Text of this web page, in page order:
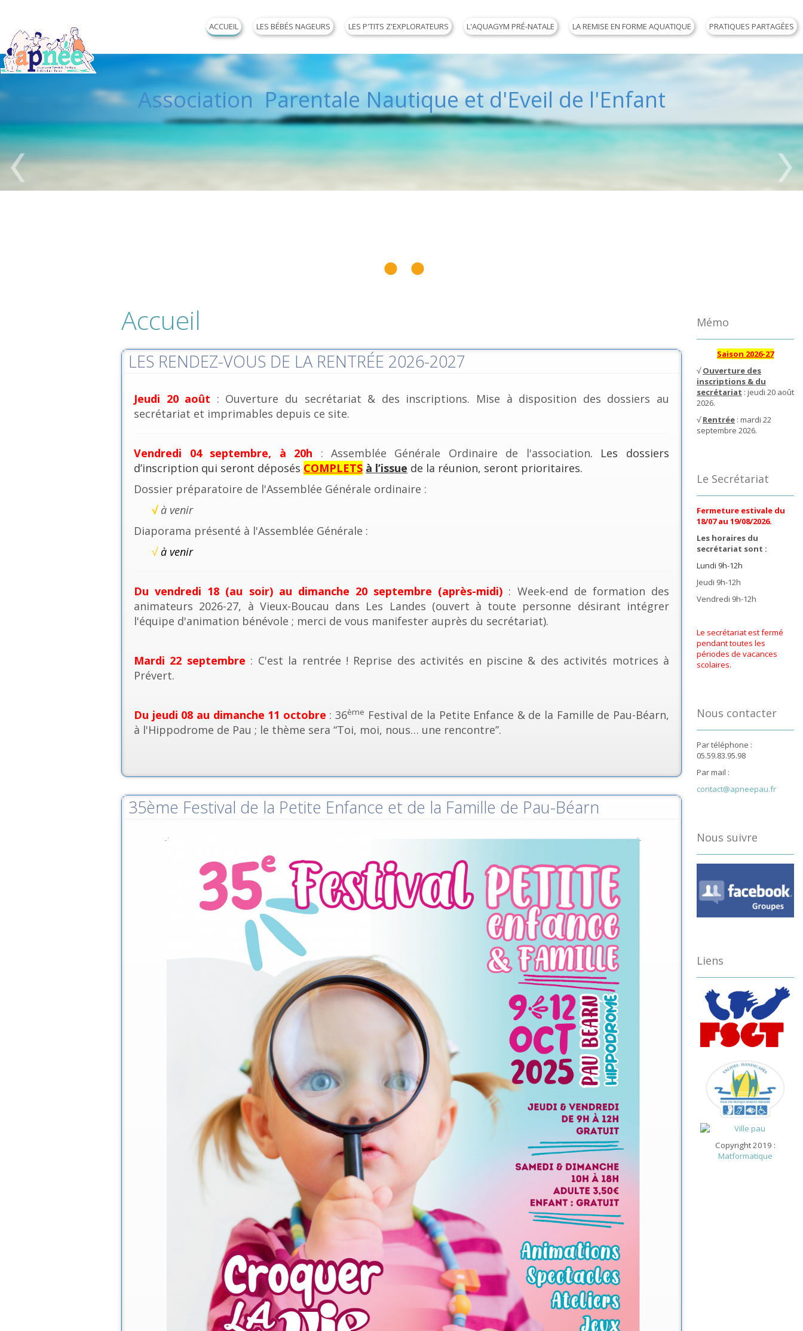
ACCUEIL LES BÉBÉS NAGEURS LES P'TITS Z'EXPLORATEURS L'AQUAGYM PRÉ-NATALE LA REMISE EN FORME AQUATIQUE PRATIQUES PARTAGÉES
Association Parentale Nautique et d'Eveil de l'Enfant
Accueil
LES RENDEZ-VOUS DE LA RENTRÉE 2026-2027
Jeudi 20 août : Ouverture du secrétariat & des inscriptions. Mise à disposition des dossiers au
secrétariat et imprimables depuis ce site.
Vendredi 04 septembre, à 20h : Assemblée Générale Ordinaire de l'association. Les dossiers
d’inscription qui seront déposés COMPLETS à l’issue de la réunion, seront prioritaires.
Dossier préparatoire de l'Assemblée Générale ordinaire :
√ à venir
Diaporama présenté à l'Assemblée Générale :
√à venir
Du vendredi 18 (au soir) au dimanche 20 septembre (après-midi) : Week-end de formation des
animateurs 2026-27, à Vieux-Boucau dans Les Landes (ouvert à toute personne désirant intégrer
l'équipe d'animation bénévole ; merci de vous manifester auprès du secrétariat).
Mardi 22 septembre : C'est la rentrée ! Reprise des activités en piscine & des activités motrices à
Prévert.
Du jeudi 08 au dimanche 11 octobre : 36ème Festival de la Petite Enfance & de la Famille de Pau-Béarn,
à l'Hippodrome de Pau ; le thème sera “Toi, moi, nous… une rencontre”.
35ème Festival de la Petite Enfance et de la Famille de Pau-Béarn
Mémo
Saison 2026-27
√Ouverture des
inscriptions & du
secrétariat : jeudi 20 août
2026.
√Rentrée: mardi 22
septembre 2026.
Le Secrétariat
Fermeture estivale du
18/07 au 19/08/2026.
Les horaires du
secrétariat sont :
Lundi 9h-12h
Jeudi 9h-12h
Vendredi 9h-12h
Le secrétariat est fermé
pendant toutes les
périodes de vacances
scolaires.
Nous contacter
Par téléphone :
05.59.83.95.98
Par mail :
contact@apneepau.fr
Nous suivre
Liens
Copyright 2019 :
Matformatique